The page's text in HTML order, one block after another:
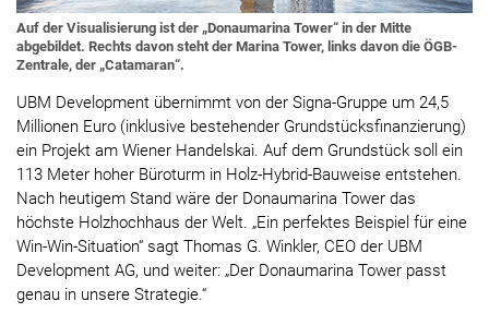
Auf der Visualisierung ist der „Donaumarina Tower“ in der Mitte
abgebildet. Rechts davon steht der Marina Tower, links davon die ÖGB-
Zentrale, der „Catamaran“.
UBM Development übernimmt von der Signa-Gruppe um 24,5
Millionen Euro (inklusive bestehender Grundstücksfinanzierung)
ein Projekt am Wiener Handelskai. Auf dem Grundstück soll ein
113 Meter hoher Büroturm in Holz-Hybrid-Bauweise entstehen.
Nach heutigem Stand wäre der Donaumarina Tower das
höchste Holzhochhaus der Welt. „Ein perfektes Beispiel für eine
Win-Win-Situation“ sagt Thomas G. Winkler, CEO der UBM
Development AG, und weiter: „Der Donaumarina Tower passt
genau in unsere Strategie.“